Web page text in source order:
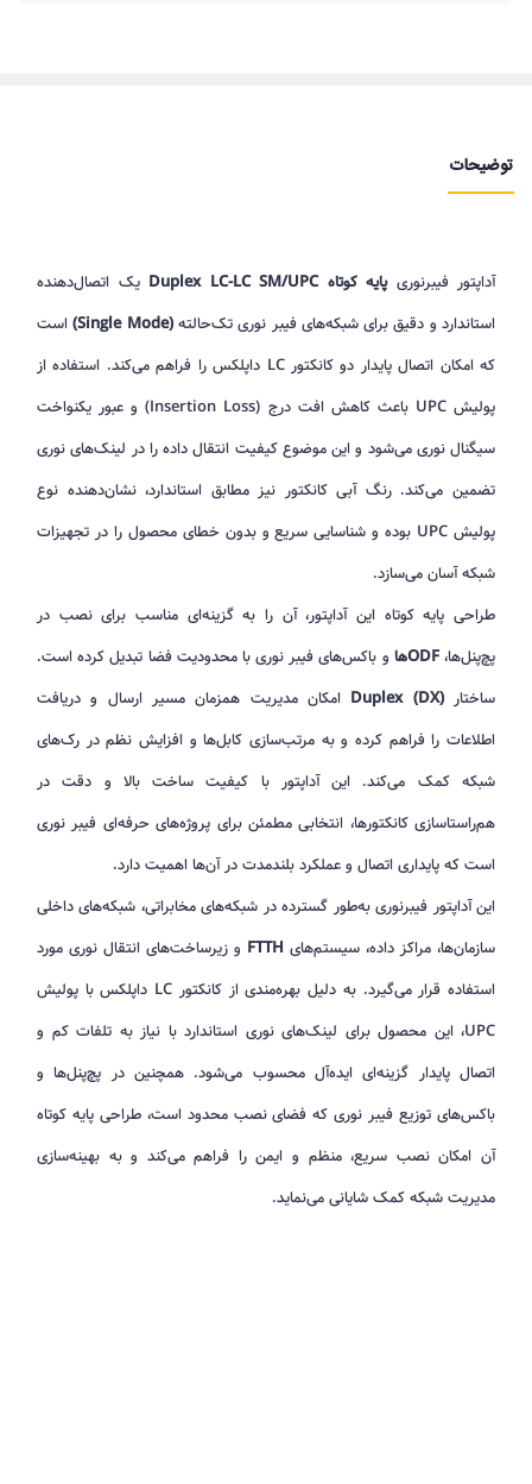
توضیحات
آداپتور فیبرنوریپایه کوتاه Duplex LC-LC SM/UPC
یک اتصال‌دهنده
استاندارد و دقیق برای شبکه‌های فیبر نوری تک‌حالته(Single Mode)
است
که امکان اتصال پایدار دو کانکتور LC داپلکس را فراهم می‌کند. استفاده از
پولیش UPC باعث کاهش افت درج (Insertion Loss) و عبور یکنواخت
سیگنال نوری می‌شود و این موضوع کیفیت انتقال داده را در لینک‌های نوری
تضمین می‌کند. رنگ آبی کانکتور نیز مطابق استاندارد، نشان‌دهنده نوع
پولیش UPC بوده و شناسایی سریع و بدون خطای محصول را در تجهیزات
شبکه آسان می‌سازد.
طراحی پایه کوتاه این آداپتور، آن را به گزینه‌ای مناسب برای نصب در
پچ‌پنل‌ها،ODFها
و باکس‌های فیبر نوری با محدودیت فضا تبدیل کرده است.
ساختارDuplex (DX) امکان مدیریت همزمان مسیر ارسال و دریافت
اطلاعات را فراهم کرده و به مرتب‌سازی کابل‌ها و افزایش نظم در رک‌های
شبکه کمک می‌کند. این آداپتور با کیفیت ساخت بالا و دقت در
هم‌راستاسازی کانکتورها، انتخابی مطمئن برای پروژه‌های حرفه‌ای فیبر نوری
است که پایداری اتصال و عملکرد بلندمدت در آن‌ها اهمیت دارد.
این آداپتور فیبرنوری به‌طور گسترده در شبکه‌های مخابراتی، شبکه‌های داخلی
سازمان‌ها، مراکز داده، سیستم‌های FTTH و زیرساخت‌های انتقال نوری مورد
استفاده قرار می‌گیرد. به دلیل بهره‌مندی از کانکتور LC داپلکس با پولیش
UPC، این محصول برای لینک‌های نوری استاندارد با نیاز به تلفات کم و
اتصال پایدار گزینه‌ای ایده‌آل محسوب می‌شود. همچنین در پچ‌پنل‌ها و
باکس‌های توزیع فیبر نوری که فضای نصب محدود است، طراحی پایه کوتاه
آن امکان نصب سریع، منظم و ایمن را فراهم می‌کند و به بهینه‌سازی
مدیریت شبکه کمک شایانی می‌نماید.